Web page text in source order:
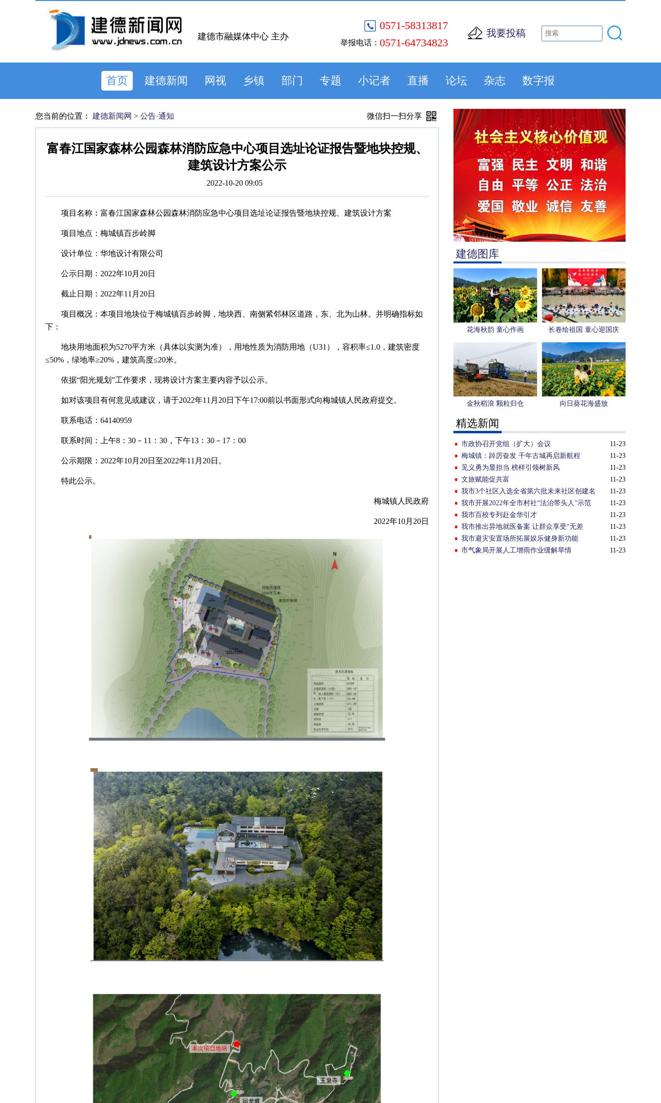
0571-58313817
举报电话： 0571-64734823
我要投稿
建德市融媒体中心 主办
首页 建德新闻 网视 乡镇 部门 专题 小记者 直播 论坛 杂志 数字报
建德图库
花海秋韵 童心作画 长卷绘祖国 童心迎国庆
金秋稻浪 颗粒归仓 向日葵花海盛放
精选新闻
11-23
市政协召开党组（扩大）会议
11-23
梅城镇：踔厉奋发 千年古城再启新航程
11-23
见义勇为显担当 榜样引领树新风
11-23
文旅赋能促共富
11-23
我市3个社区入选全省第六批未来社区创建名
单
11-23
我市开展2022年全市村社“法治带头人”示范
培训
11-23
我市百校专列赴金华引才
11-23
我市推出异地就医备案 让群众享受“无差
别”医保报销比例
11-23
我市避灾安置场所拓展娱乐健身新功能
11-23
市气象局开展人工增雨作业缓解旱情
您当前的位置： 建德新闻网 > 公告·通知 微信扫一扫分享
富春江国家森林公园森林消防应急中心项目选址论证报告暨地块控规、
建筑设计方案公示
2022-10-20 09:05
项目名称：富春江国家森林公园森林消防应急中心项目选址论证报告暨地块控规、建筑设计方案
项目地点：梅城镇百步岭脚
设计单位：华地设计有限公司
公示日期：2022年10月20日
截止日期：2022年11月20日
项目概况： 本项目 地块位于梅城镇百步岭脚，地块西、南侧紧邻林区道路，东、北为山林。 并明确指标如
下：
地块用地面积为5270平方米（具体以实测为准），用地性质为消防用地（U31），容积率≤1.0，建筑密度
≤50%，绿地率≥20%，建筑高度≤20米。
依据“阳光规划”工作要求，现将设计方案主要内容予以公示。
如对该项目有何意见或建议，请于2022年11月20日下午17:00前以书面形式向梅城镇人民政府提交。
联系电话：64140959
联系时间：上午8：30－11：30，下午13：30－17：00
公示期限：2022年10月20日至2022年11月20日。
特此公示。
梅城镇人民政府
2022年10月20日